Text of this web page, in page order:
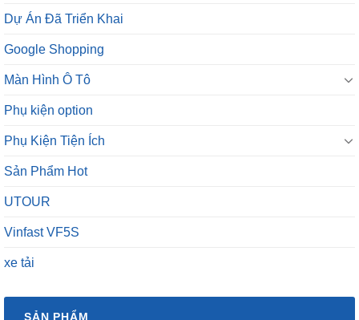
Dự Án Đã Triển Khai
Google Shopping
Màn Hình Ô Tô
Phụ kiện option
Phụ Kiện Tiện Ích
Sản Phẩm Hot
UTOUR
Vinfast VF5S
xe tải
SẢN PHẨM